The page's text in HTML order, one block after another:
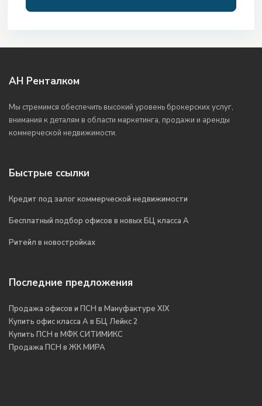
АН Ренталком
Мы стремимся обеспечить высокий уровень брокерских услуг,
внимания к деталям в области маркетинга, продажи и аренды
коммерческой недвижимости.
Быстрые ссылки
Кредит под залог коммерческой недвижимости
Бесплатный подбор офисов в новых БЦ класса А
Ритейл в новостройках
Последние предложения
Продажа офисов и ПСН в Мануфактуре XIX
Купить офис класса А в БЦ Лейкс 2
Купить ПСН в МФК СИТИМИКС
Продажа ПСН в ЖК МИРА